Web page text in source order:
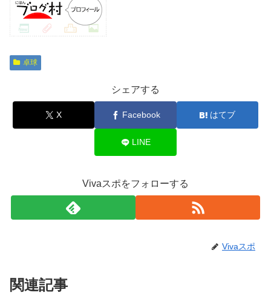
卓球
シェアする
X Facebook はてブ
LINE
Vivaスポをフォローする
Vivaスポ
関連記事